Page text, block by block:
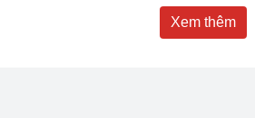
Xem thêm